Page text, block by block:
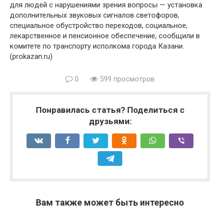
для людей с нарушениями зрения вопросы — установка
дополнительных звуковых сигналов светофоров,
специальное обустройство переходов, социальное,
лекарственное и пенсионное обеспечение, сообщили в
комитете по транспорту исполкома города Казани.
(prokazan.ru)
0 599 просмотров
Понравилась статья? Поделиться с
друзьями:
Вам также может быть интересно